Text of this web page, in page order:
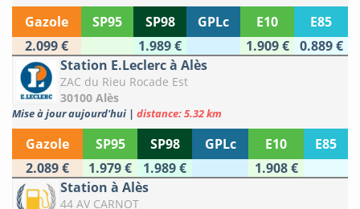
Gazole SP95 SP98 GPLc E10
E85
2.099 €
1.989 € 1.909 €
0.889 €
Station E.Leclerc à Alès
ZAC du Rieu Rocade Est
30100 Alès
Mise à jour aujourd'hui | distance: 5.32 km
Gazole SP95 SP98 GPLc E10
E85
2.089 €
1.979 € 1.989 €
1.908 €
Station à Alès
44 AV CARNOT